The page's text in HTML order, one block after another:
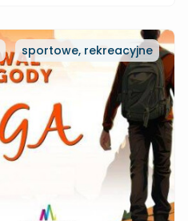
sportowe, rekreacyjne